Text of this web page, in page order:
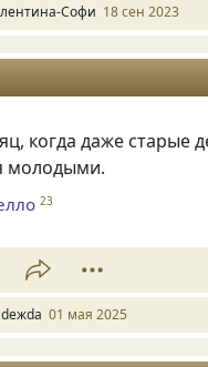
Софи 18 сен 2023
когда даже старые
молодыми.
23
01 мая 2025